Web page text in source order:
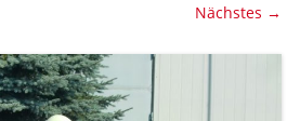
Nächstes →